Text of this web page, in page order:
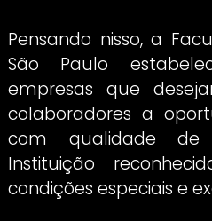
valorizadas pelos
Pensando nisso, a
São Paulo
empresas que
colaboradores a
com qualidade